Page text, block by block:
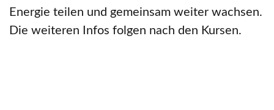
Energie teilen und gemeinsam weiter wachsen.
Die weiteren Infos folgen nach den Kursen.